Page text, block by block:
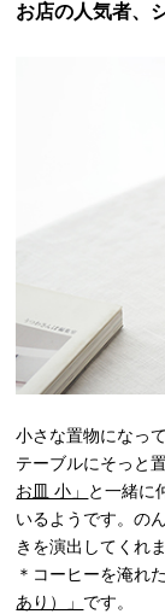
お店の人気者、
小さな置物になっ
テーブルにそっと
お皿 小」 と一緒に
いるようです。の
きを演出してくれま
＊コーヒーを淹れ
あり）」 です。